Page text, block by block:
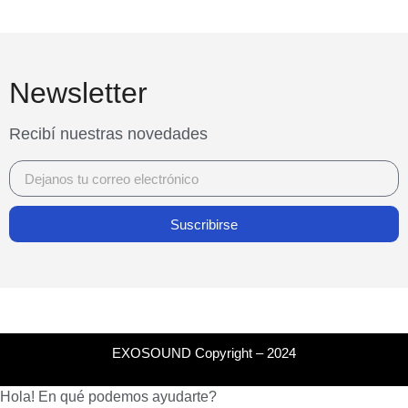
Newsletter
Recibí nuestras novedades
Suscribirse
EXOSOUND Copyright – 2024
Hola! En qué podemos ayudarte?